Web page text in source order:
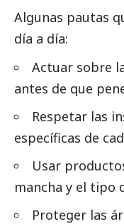
Algunas pautas
día a día:
Actuar sobre
antes de que
Respetar las
específicas de
Usar
mancha y el tipo
Proteger las